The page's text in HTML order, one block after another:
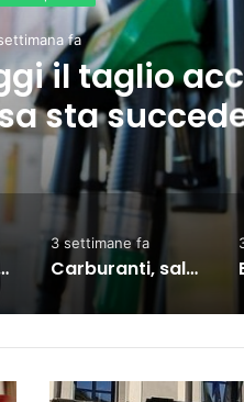
Ue: “Tasso
indietro
fa
Carburanti, salgono prezzi: diesel self vola oltre i 2 euro al litro
3 settimane fa